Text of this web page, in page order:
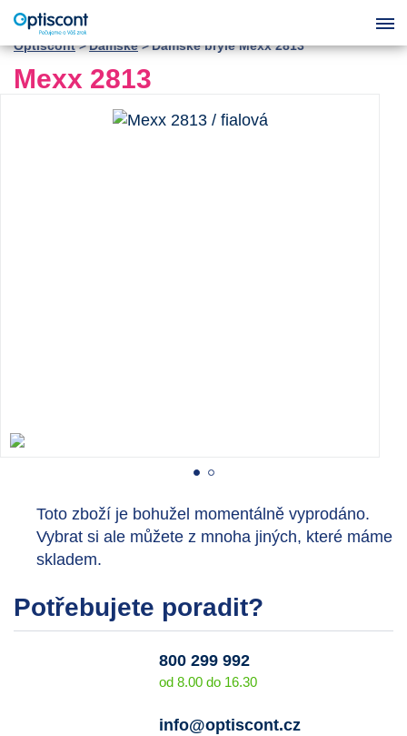
Optiscont Dámské Dámské brýle Mexx 2813
Mexx 2813
Toto zboží je bohužel momentálně vyprodáno.
Vybrat si ale můžete z mnoha jiných, které máme
skladem.
Potřebujete poradit?
800 299 992
od 8.00 do 16.30
info@optiscont.cz